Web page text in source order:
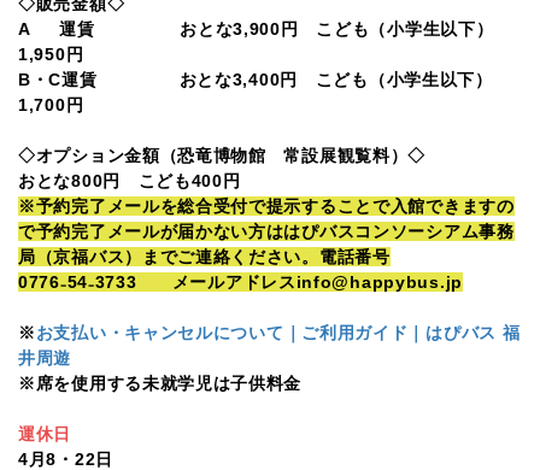
A 運賃 おとな3,900円 こども（小学生以下）
1,950円
B・C運賃 おとな3,400円 こども（小学生以下）
1,700円
◇オプション金額（恐竜博物館 常設展観覧料）◇
おとな800円 こども400円
※予約完了メールを総合受付で提示することで入館できますの
で予約完了メールが届かない方ははぴバスコンソーシアム事務
局（京福バス）までご連絡ください。電話番号
0776₋54₋3733 メールアドレスinfo@happybus.jp
※お支払い・キャンセルについて｜ご利用ガイド｜はぴバス 福
井周遊
※席を使用する未就学児は子供料金
運休日
4月8・22日